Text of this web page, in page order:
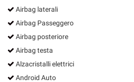
Airbag laterali
Airbag Passeggero
Airbag posteriore
Airbag testa
Alzacristalli elettrici
Android Auto